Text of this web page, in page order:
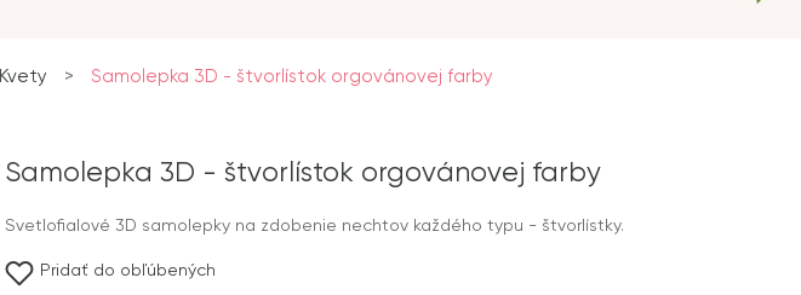
Kvety > Samolepka 3D - štvorlístok orgovánovej farby
Samolepka 3D - štvorlístok orgovánovej farby
Svetlofialové 3D samolepky na zdobenie nechtov každého typu - štvorlístky.
Pridať do obľúbených